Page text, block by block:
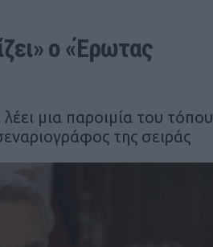
ο «Έρωτας
μια παροιμία του τόπου
της σειράς